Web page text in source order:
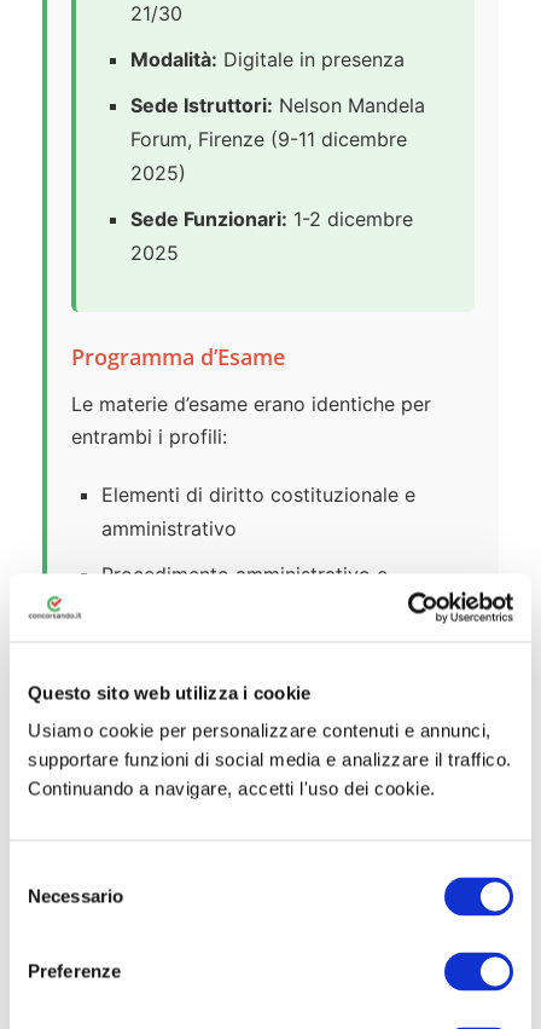
Questo sito web utilizza i cookie
Usiamo cookie per personalizzare contenuti e annunci,
supportare funzioni di social media e analizzare il traffico.
Continuando a navigare, accetti l'uso dei cookie.
Necessario
Preferenze
21/30
Modalità: Digitale in presenza
Sede Istruttori: Nelson Mandela
Forum, Firenze (9-11 dicembre
2025)
Sede Funzionari: 1-2 dicembre
2025
Programma d’Esame
Le materie d’esame erano identiche per
entrambi i profili:
Elementi di diritto costituzionale e
amministrativo
Procedimento amministrativo e
Diritto di accesso e privacy
Anticorruzione e trasparenza
Contratti pubblici (appalti e
267/2000)
degli Enti Locali